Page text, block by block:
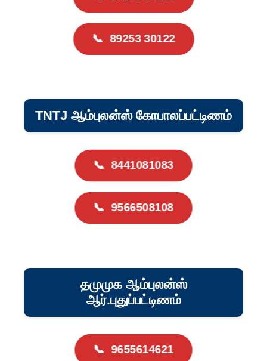
📞 89253 30122
TNTJ ஆம்புலன்ஸ் கோபாலப்பட்டிணம்
📞 8441081083
📞 9566508108
தமுமுக ஆம்புலன்ஸ்
ஆர்.புதுப்பட்டிணம்
📞 9655614621